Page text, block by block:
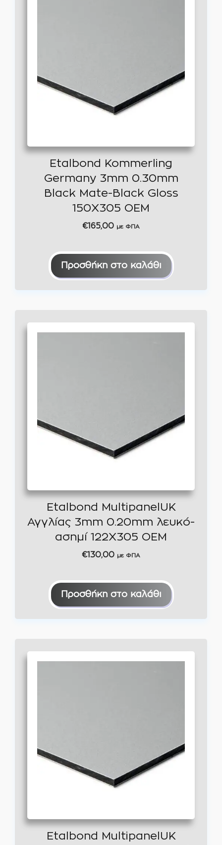
Etalbond Kommerling
Germany 3mm 0.30mm
Black Mate-Black Gloss
150Χ305 OEM
€165,00 με ΦΠΑ
Προσθήκη στο καλάθι
Etalbond MultipanelUK
Αγγλίας 3mm 0.20mm λευκό-
ασημί 122Χ305 OEM
€130,00 με ΦΠΑ
Προσθήκη στο καλάθι
Etalbond MultipanelUK